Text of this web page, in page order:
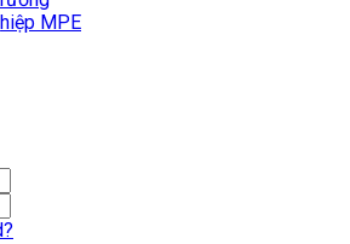
MPE